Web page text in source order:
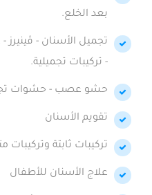
بعد الخلع.
تجميل الأسنان -
- تركيبات تجميلية.
حشو عصب - حشوات
تقويم الأسنان
تركيبات ثابتة وتركيبات
علاج الأسنان للأطفال